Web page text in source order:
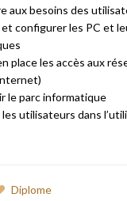
aux besoins des
configurer les PC et
place les accès aux
le parc informatique
utilisateurs dans
Diplome